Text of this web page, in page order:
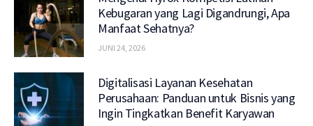
Kebugaran yang Lagi Digandrungi, Apa
Manfaat Sehatnya?
JUNI 24, 2026
Digitalisasi Layanan Kesehatan
Perusahaan: Panduan untuk Bisnis yang
Ingin Tingkatkan Benefit Karyawan